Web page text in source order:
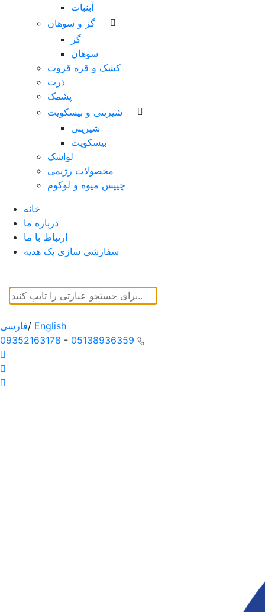
آبنبات
گز و سوهان
گز
سوهان
کشک و قره قروت
ذرت
پشمک
شیرینی و بیسکویت
شیرینی
بیسکویت
لواشک
محصولات رژیمی
چیپس میوه و لوکوم
خانه
درباره ما
ارتباط با ما
سفارشی سازی پک هدیه
فارسی/ English
09352163178 - 05138936359